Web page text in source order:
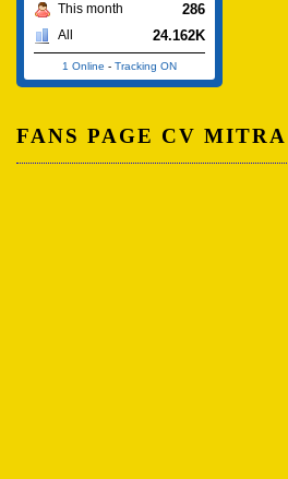
This month 286
All 24.162K
1 Online - Tracking ON
FANS PAGE CV